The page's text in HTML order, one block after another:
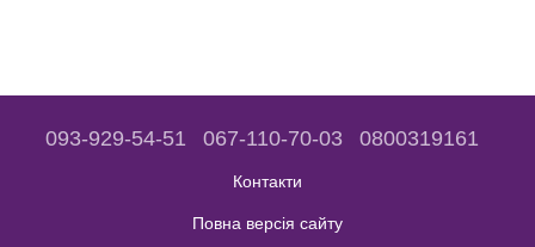
093-929-54-51 067-110-70-03 0800319161
Контакти
Повна версія сайту